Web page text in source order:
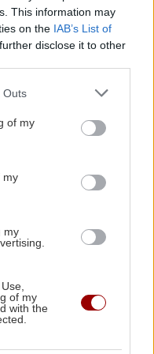
This information may
on the IAB’s List of
disclose it to other
Outs
of my
my
my
of my
with the
μέτρια εμφάνιση
Σόφια για τον
23:25
του ΟΦΗ - Η
ΑΕΚ
23:00
γιατί
ποτέ ξανά σε
22:57
Κρήτης με τον
Κρήτης και τον
Ρίχτερ τα